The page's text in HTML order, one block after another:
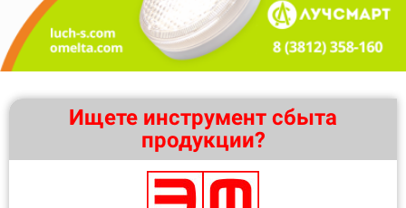
Ищете инструмент сбыта
продукции?